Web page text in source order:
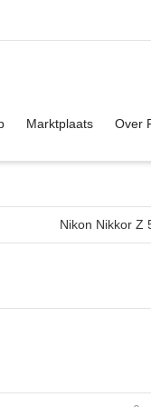
Marktplaats Over
Nikon Nikkor Z